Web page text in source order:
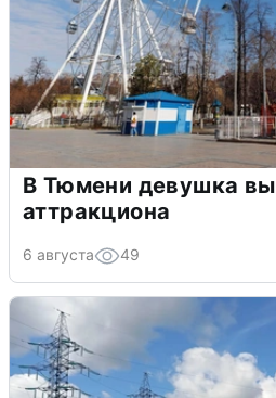
В Тюмени девушка
аттракциона
6 августа 49